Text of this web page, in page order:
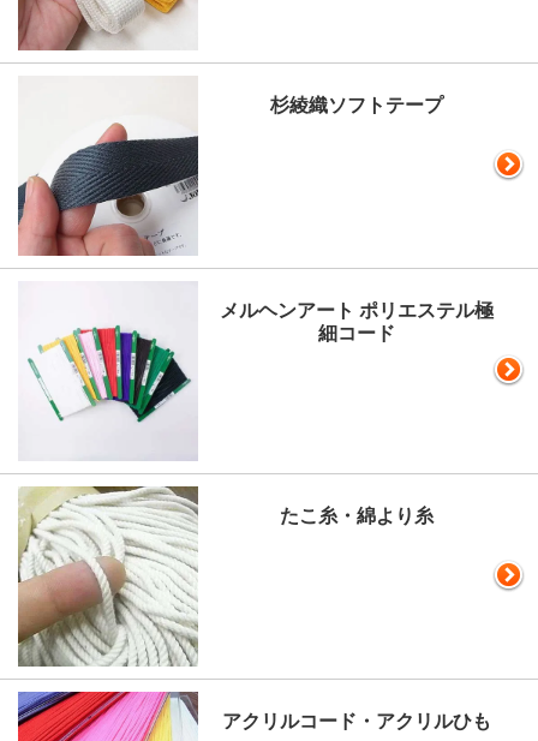
杉綾織ソフトテープ
メルヘンアート ポリエステル極
細コード
たこ糸・綿より糸
アクリルコード・アクリルひも